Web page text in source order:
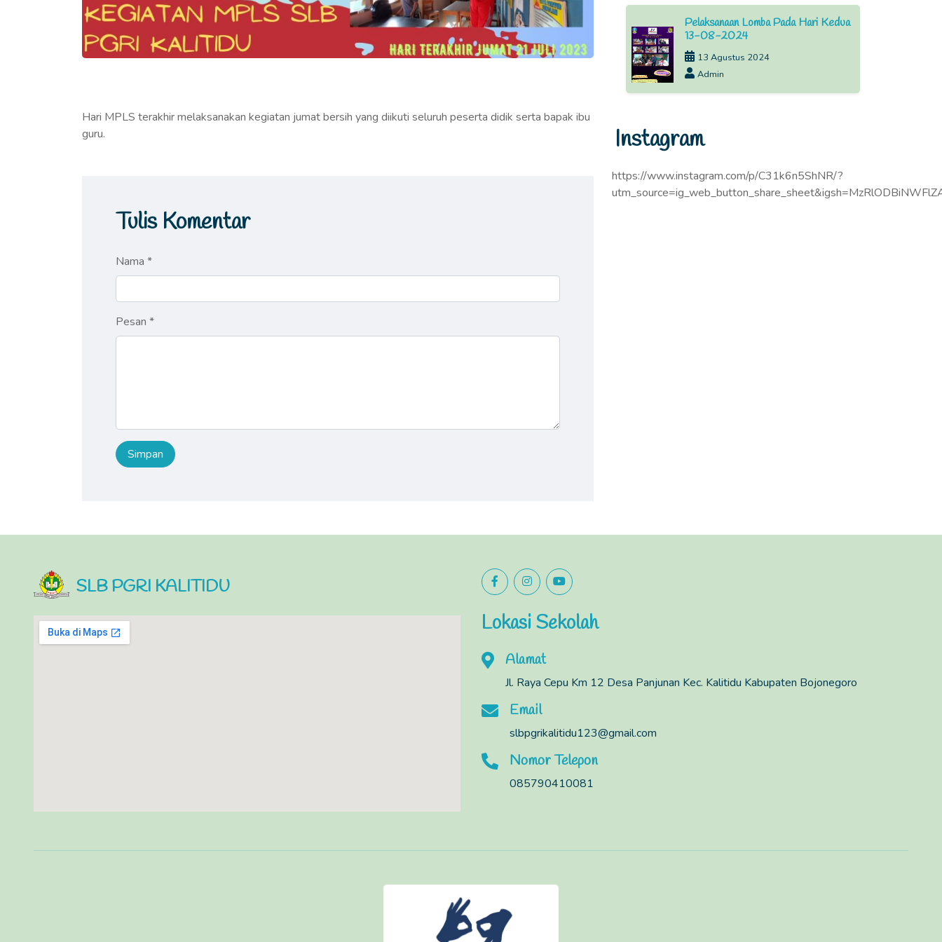
Hari MPLS terakhir melaksanakan kegiatan jumat bersih yang diikuti seluruh peserta didik serta bapak ibu
guru.
Tulis Komentar
Nama *
Pesan *
Pelaksanaan Lomba Pada Hari Kedua
13-08-2024
13 Agustus 2024
Admin
Instagram
https://www.instagram.com/p/C31k6n5ShNR/?
SLB PGRI KALITIDU
Lokasi Sekolah
Alamat
Jl. Raya Cepu Km 12 Desa Panjunan Kec. Kalitidu Kabupaten Bojonegoro
Email
slbpgrikalitidu123@gmail.com
Nomor Telepon
085790410081